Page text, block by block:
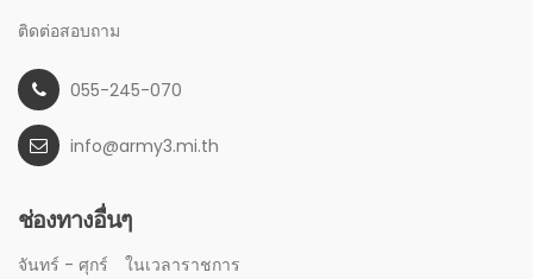
ติดต่อสอบถาม
055-245-070
info@army3.mi.th
ช่องทางอื่นๆ
จันทร์ - ศุกร์ ในเวลาราชการ